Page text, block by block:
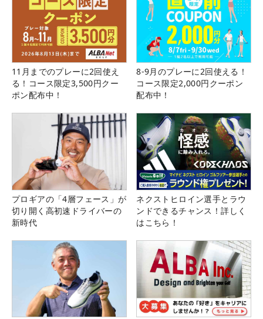
11月までのプレーに2回使え
る！コース限定3,500円クー
ポン配布中！
8-9月のプレーに2回使える！
コース限定2,000円クーポン
配布中！
プロギアの「4層フェース」が
切り開く高初速ドライバーの
新時代
ネクストヒロイン選手とラウ
ンドできるチャンス！詳しく
はこちら！